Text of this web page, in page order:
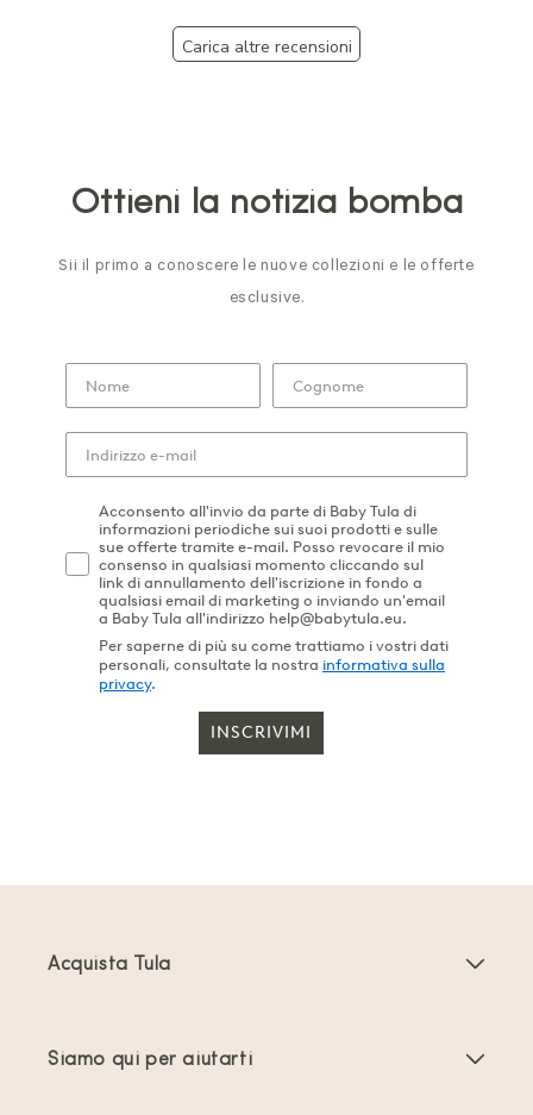
Carica altre recensioni
Ottieni la notizia bomba
Sii il primo a conoscere le nuove collezioni e le offerte
esclusive.
Acconsento all'invio da parte di Baby Tula di
informazioni periodiche sui suoi prodotti e sulle
sue offerte tramite e-mail. Posso revocare il mio
consenso in qualsiasi momento cliccando sul
link di annullamento dell'iscrizione in fondo a
qualsiasi email di marketing o inviando un'email
a Baby Tula all'indirizzo help@babytula.eu.
Per saperne di più su come trattiamo i vostri dati
personali, consultate la nostra informativa sulla
privacy.
INSCRIVIMI
Acquista Tula
Siamo qui per aiutarti